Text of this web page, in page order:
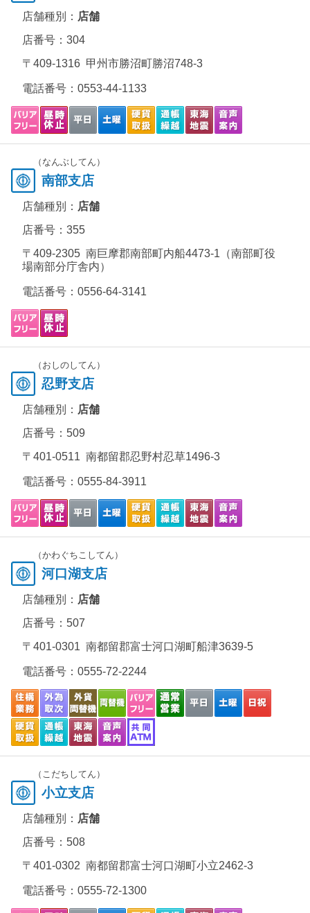
店舗種別： 店舗
店番号：304
〒409-1316 甲州市勝沼町勝沼748-3
電話番号： 0553-44-1133
（なんぶしてん）
南部支店
店舗種別： 店舗
店番号：355
〒409-2305 南巨摩郡南部町内船4473-1（南部町役
場南部分庁舎内）
電話番号： 0556-64-3141
（おしのしてん）
忍野支店
店舗種別： 店舗
店番号：509
〒401-0511 南都留郡忍野村忍草1496-3
電話番号： 0555-84-3911
（かわぐちこしてん）
河口湖支店
店舗種別： 店舗
店番号：507
〒401-0301 南都留郡富士河口湖町船津3639-5
電話番号： 0555-72-2244
（こだちしてん）
小立支店
店舗種別： 店舗
店番号：508
〒401-0302 南都留郡富士河口湖町小立2462-3
電話番号： 0555-72-1300